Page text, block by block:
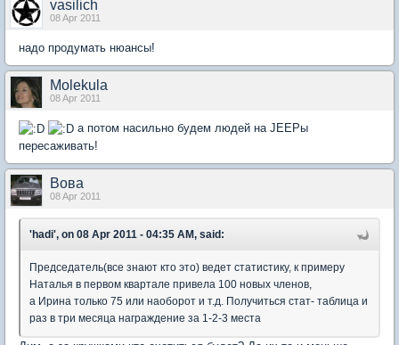
vasilich
08 Apr 2011
надо продумать нюансы!
Molekula
08 Apr 2011
а потом насильно будем людей на JEEPы
пересаживать!
Вова
08 Apr 2011
'hadi', on 08 Apr 2011 - 04:35 AM, said:
Председатель(все знают кто это) ведет статистику, к примеру
Наталья в первом квартале привела 100 новых членов,
а Ирина только 75 или наоборот и т.д. Получиться стат- таблица и
раз в три месяца награждение за 1-2-3 места